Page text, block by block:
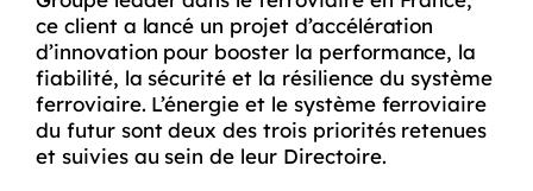
ce client a lancé un projet d’accélération
d’innovation pour booster la performance, la
fiabilité, la sécurité et la résilience du système
ferroviaire. L’énergie et le système ferroviaire
du futur sont deux des trois priorités retenues
et suivies au sein de leur Directoire.